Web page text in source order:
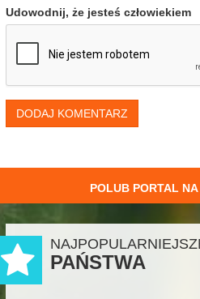
Udowodnij, że jesteś człowiekiem
DODAJ KOMENTARZ
POLUB PORTAL
PAŃSTWA